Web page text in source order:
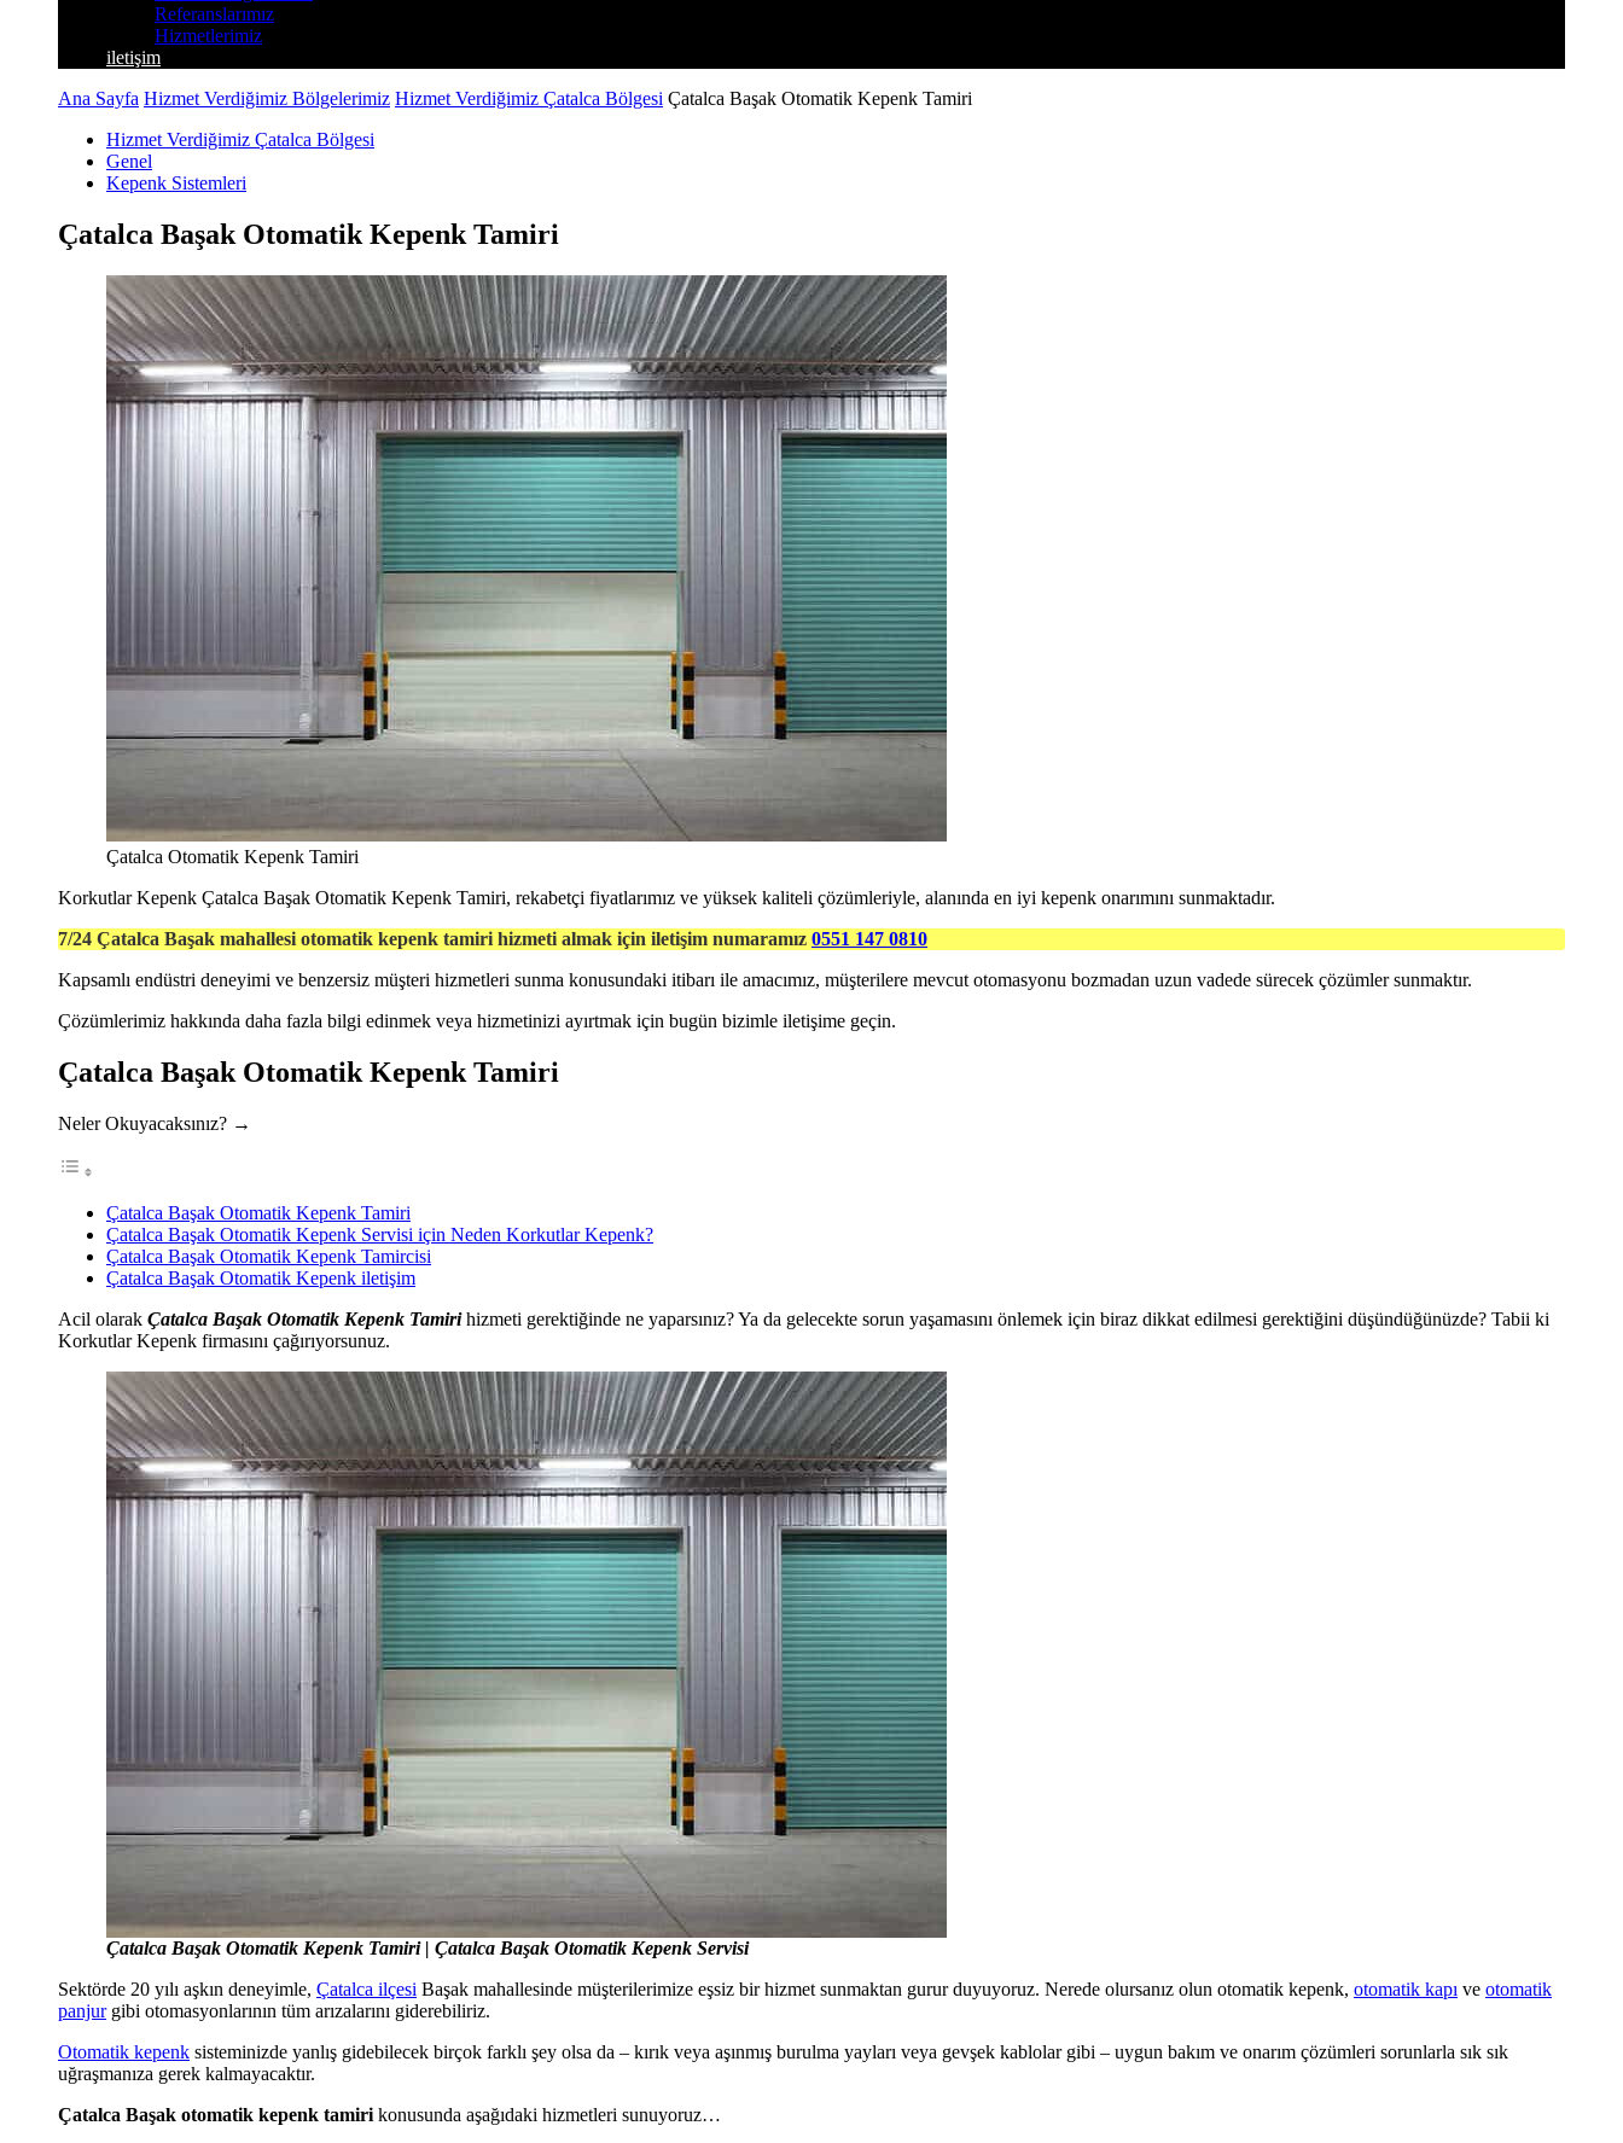
Referanslarımız
Hizmetlerimiz
iletişim
Ana Sayfa Hizmet Verdiğimiz Bölgelerimiz Hizmet Verdiğimiz Çatalca Bölgesi Çatalca Başak Otomatik Kepenk Tamiri
Hizmet Verdiğimiz Çatalca Bölgesi
Genel
Kepenk Sistemleri
Çatalca Başak Otomatik Kepenk Tamiri
Çatalca Otomatik Kepenk Tamiri
Korkutlar Kepenk Çatalca Başak Otomatik Kepenk Tamiri, rekabetçi fiyatlarımız ve yüksek kaliteli çözümleriyle, alanında en iyi kepenk onarımını sunmaktadır.
7/24 Çatalca Başak mahallesi otomatik kepenk tamiri hizmeti almak için iletişim numaramız 0551 147 0810
Kapsamlı endüstri deneyimi ve benzersiz müşteri hizmetleri sunma konusundaki itibarı ile amacımız, müşterilere mevcut otomasyonu bozmadan uzun vadede sürecek çözümler sunmaktır.
Çözümlerimiz hakkında daha fazla bilgi edinmek veya hizmetinizi ayırtmak için bugün bizimle iletişime geçin.
Çatalca Başak Otomatik Kepenk Tamiri
Neler Okuyacaksınız? →
Çatalca Başak Otomatik Kepenk Tamiri
Çatalca Başak Otomatik Kepenk Servisi için Neden Korkutlar Kepenk?
Çatalca Başak Otomatik Kepenk Tamircisi
Çatalca Başak Otomatik Kepenk iletişim
Acil olarak Çatalca Başak Otomatik Kepenk Tamirihizmeti gerektiğinde ne yaparsınız? Ya da gelecekte sorun yaşamasını önlemek için biraz dikkat edilmesi gerektiğini düşündüğünüzde? Tabii ki
Korkutlar Kepenk firmasını çağırıyorsunuz.
Çatalca Başak Otomatik Kepenk Tamiri | Çatalca Başak Otomatik Kepenk Servisi
Sektörde 20 yılı aşkın deneyimle, Çatalca ilçesi Başak mahallesinde müşterilerimize eşsiz bir hizmet sunmaktan gurur duyuyoruz. Nerede olursanız olun otomatik kepenk, otomatik kapı ve otomatik
panjurgibi otomasyonlarının tüm arızalarını giderebiliriz.
Otomatik kepenk sisteminizde yanlış gidebilecek birçok farklı şey olsa da – kırık veya aşınmış burulma yayları veya gevşek kablolar gibi – uygun bakım ve onarım çözümleri sorunlarla sık sık
uğraşmanıza gerek kalmayacaktır.
Çatalca Başak otomatik kepenk tamiri konusunda aşağıdaki hizmetleri sunuyoruz…